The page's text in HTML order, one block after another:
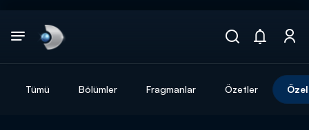
Tümü Bölümler Fragmanlar Özetler